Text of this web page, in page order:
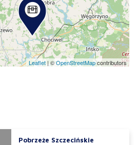
Leaflet | ©OpenStreetMapcontributors
Pobrzeże Szczecińskie